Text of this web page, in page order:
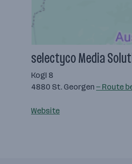
selectyco Media
Kogl 8
4880 St. Georgen — Route
Website